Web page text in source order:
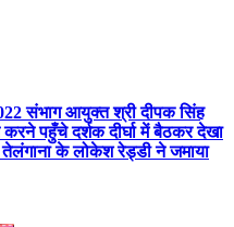
संभाग आयुक्त श्री दीपक सिंह
करने पहुँचे दर्शक दीर्घा में बैठकर देखा
के लोकेश रेड्डी ने जमाया